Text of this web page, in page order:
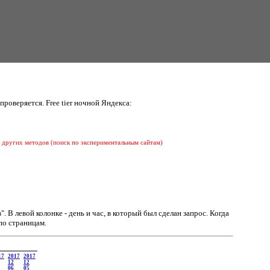
Free tier ночной Яндекса:
других методов (поиск по экспериментальным сайтам)
В левой колонке - день и час, в который был сделан запрос. Когда
страницам.
2017
12
06
2017
12
05